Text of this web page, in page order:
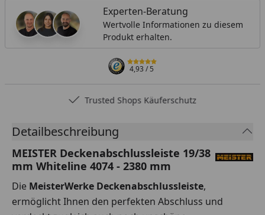
Experten-Beratung
Wertvolle Informationen zu diesem
Produkt erhalten.
4,93/ 5
Trusted Shops Käuferschutz
Detailbeschreibung
MEISTER Deckenabschlussleiste 19/38
mm Whiteline 4074 - 2380 mm
Die MeisterWerke Deckenabschlussleiste,
ermöglicht Ihnen den perfekten Abschluss und